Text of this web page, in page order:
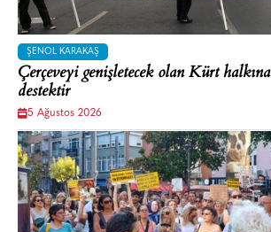
ŞENOL KARAKAŞ
Çerçeveyi genişletecek olan Kürt
destektir
5 Ağustos 2026